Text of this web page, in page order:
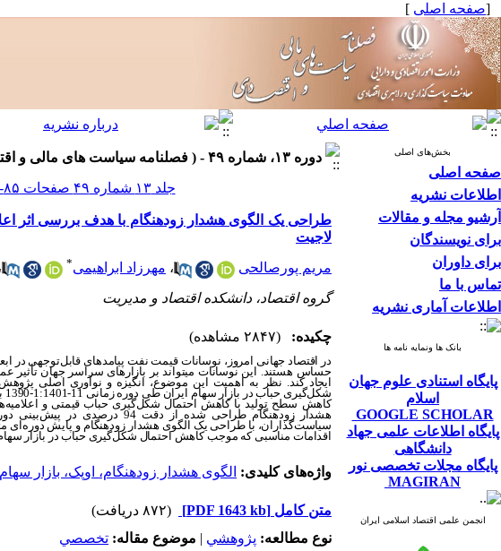
[صفحه اصلی ]
بخش‌های اصلی
صفحه اصلی
اطلاعات نشریه
آرشیو مجله و مقالات
برای نویسندگان
برای داوران
تماس با ما
اطلاعات آماری نشریه
بانک ها ونمایه نامه ها
پایگاه استنادی علوم جهان
اسلام
GOOGLE SCHOLAR
پایگاه اطلاعات علمی جهاد
دانشگاهی
پایگاه مجلات تخصصی نور
MAGIRAN
انجمن علمی اقتصاد اسلامی ایران
دوره ۱۳، شماره ۴۹ - ( فصلنامه سیاست های مالی و اقتصادی ۱۴۰۴ )
جلد ۱۳ شماره ۴۹ صفحات ۸۵-۳۵
طراحی یک الگوی هشدار زودهنگام با هدف بررسی اثر
لاجیت
مریم پورصالحی ، مهرزاد ابراهیمی*
گروه اقتصاد، دانشکده اقتصاد و مدیریت
چکیده: (۲۸۴۷ مشاهده)
در اقتصاد جهانی امروز، نوسانات قیمت نفت پیامدهای قابل‌توجهی در
حساس هستند. این نوسانات می‏تواند بر بازارهای سراسر جهان تأثیر
ایجاد کند. نظر به اهمیت این موضوع، انگیزه و نوآوری اصلی
کاهش سطح تولید با کاهش احتمال شکل‌گیری حباب قیمتی و
هشدار زودهنگام طراحی شده از
سیاست‌گذاران، با طراحی یک الگوی هشدار زودهنگام و پایش دوره‌ای
اقدامات مناسبی که موجب کاهش احتمال شکل‌گیری حباب در بازار
واژه‌های کلیدی: الگوی هشدار زودهنگام، اوپک، بازار
متن کامل [PDF 1643 kb]
(۸۷۲ دریافت)
نوع مطالعه: پژوهشي | موضوع مقاله: تخصصي